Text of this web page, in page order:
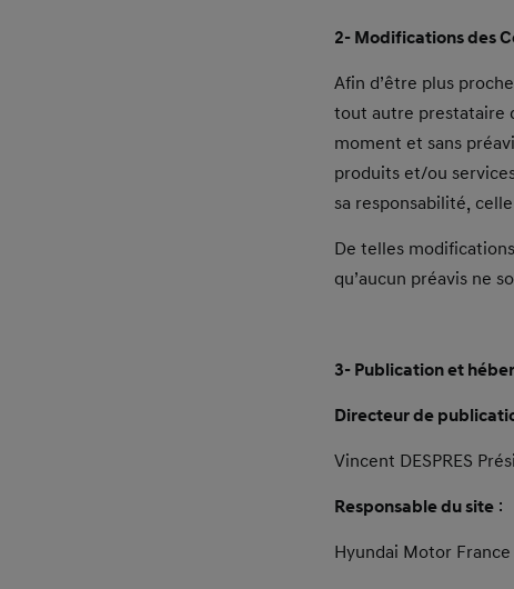
2- Modifications des
Afin d’être plus
tout autre prestataire
moment et sans
produits et/ou
sa responsabilité,
De telles
qu’aucun préavis ne
3- Publication et
Directeur de
Vincent DESPRES
Responsable du site :
Hyundai Motor France